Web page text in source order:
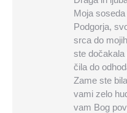
Moja
Podgorja,
srca do
ste dočakala
čila do
Zame ste
vami zelo
vam Bog